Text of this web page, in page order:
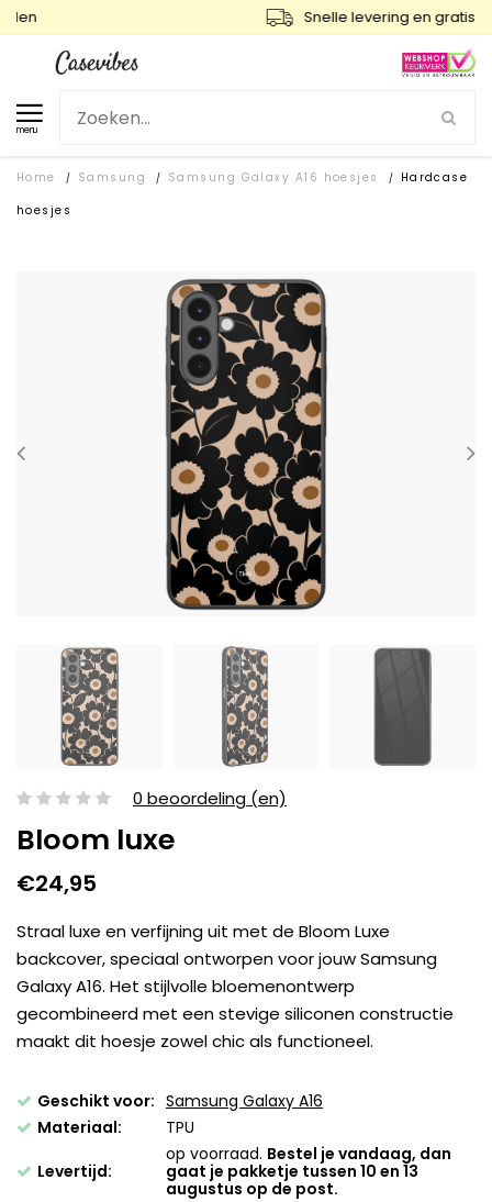
Snelle levering en gratis ruilen
menu
Home / Samsung / Samsung Galaxy A16 hoesjes /
Hardcase
hoesjes
0 beoordeling (en)
Bloom luxe
€24,95
Straal luxe en verfijning uit met de Bloom Luxe
backcover, speciaal ontworpen voor jouw Samsung
Galaxy A16. Het stijlvolle bloemenontwerp
gecombineerd met een stevige siliconen constructie
maakt dit hoesje zowel chic als functioneel.
Geschikt voor: Samsung Galaxy A16
Materiaal:
TPU
Levertijd:
op voorraad. Bestel je vandaag, dan
gaat je pakketje tussen 10 en 13
augustus op de post.